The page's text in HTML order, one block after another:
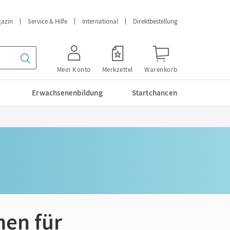
Service & Hilfe International Direktbestellung
Mein Konto Merkzettel Warenkorb
Erwachsenenbildung Startchancen
für